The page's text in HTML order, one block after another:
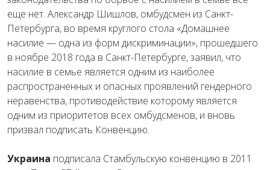
еще нет. Александр Шишлов, омбудсмен из Санкт-
Петербурга, во время круглого стола «Домашнее
насилие — одна из форм дискриминации», прошедшего
в ноябре 2018 года в Санкт-Петербурге, заявил, что
насилие в семье является одним из наиболее
распространенных и опасных проявлений гендерного
неравенства, противодействие которому является
одним из приоритетов всех омбудсменов, и вновь
призвал подписать Конвенцию.
Украина подписала Стамбульскую конвенцию в 2011